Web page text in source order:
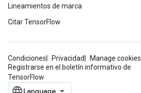
Lineamientos de marca
Citar TensorFlow
Condiciones Privacidad
Manage cookies
Registrarse en el boletín informativo de
TensorFlow